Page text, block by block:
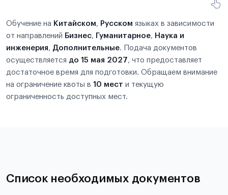
Обучение на Китайском, Русском языках в зависимости
от направлений Бизнес, Гуманитарное, Наука и
инженерия, Дополнительные. Подача документов
осуществляется до 15 мая 2027, что предоставляет
достаточное время для подготовки. Обращаем внимание
на ограничение квоты в 10 мест и текущую
ограниченность доступных мест.
Список необходимых документов